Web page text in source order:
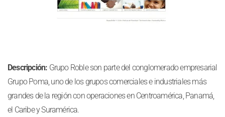
Descripción: Grupo Roble son parte del conglomerado empresarial
Grupo Poma, uno de los grupos comerciales e industriales más
grandes de la región con operaciones en Centroamérica, Panamá,
el Caribe y Suramérica.